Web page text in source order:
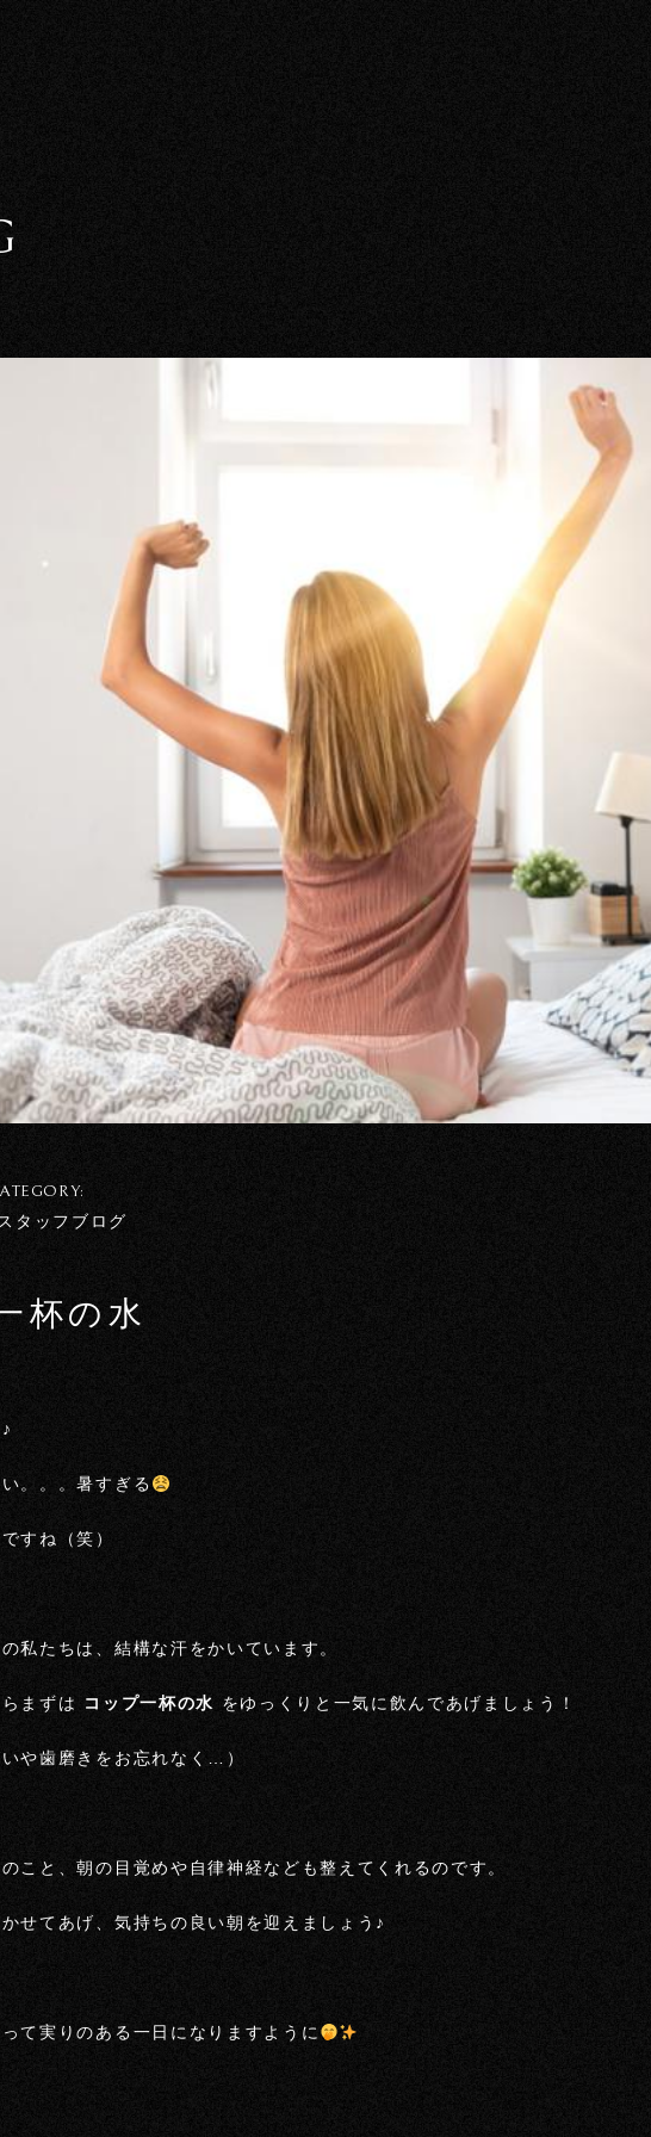
タッフブログ
杯の水
。。。暑すぎる
すね（笑）
私たちは、結構な汗をかいています。
まずは コップ一杯の水 をゆっくりと一気に飲んであげましょう！
いや歯磨きをお忘れなく…）
こと、朝の目覚めや自律神経なども整えてくれるのです。
せてあげ、気持ちの良い朝を迎えましょう♪
て実りのある一日になりますように